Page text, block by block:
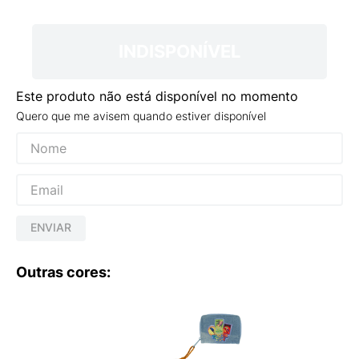
Este produto não está disponível no momento
Quero que me avisem quando estiver disponível
ENVIAR
Outras cores: